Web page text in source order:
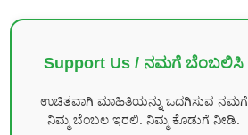
Support Us / ನಮಗೆ ಬೆಂಬಲಿಸಿ
ಉಚಿತವಾಗಿ ಮಾಹಿತಿಯನ್ನು ಒದಗಿಸುವ ನಮಗೆ
ನಿಮ್ಮ ಬೆಂಬಲ ಇರಲಿ. ನಿಮ್ಮ ಕೊಡುಗೆ ನೀಡಿ.